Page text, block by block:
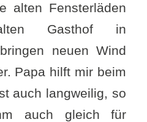
alten Fensterläden
Gasthof in
neuen Wind
Papa hilft mir beim
auch langweilig, so
auch gleich für